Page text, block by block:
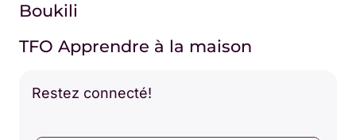
Boukili
TFO Apprendre à la maison
Restez connecté!